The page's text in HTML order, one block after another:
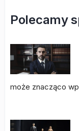
Polecamy
może znacząco